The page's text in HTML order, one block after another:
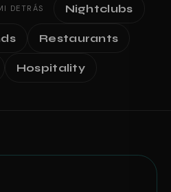
DETRÁS Nightclubs
Restaurants
Hospitality